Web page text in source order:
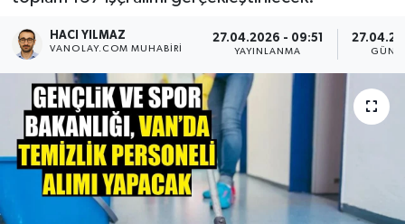
HACI YILMAZ
VANOLAY.COM MUHABIRI
27.04.2026 - 09:51
YAYINLANMA
Dünya
RESMİ İLANLAR
Haber Arşivi